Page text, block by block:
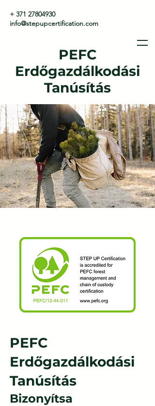
+ 371 27804930
info@stepupcertification.com
PEFC
Erdőgazdálkodási
Tanúsítás
PEFC
Erdőgazdálkodási
Tanúsítás
Bizonyítsa